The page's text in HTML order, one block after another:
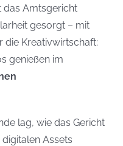
das Amtsgericht
gesorgt – mit
die Kreativwirtschaft:
genießen im
lag, wie das Gericht
Assets